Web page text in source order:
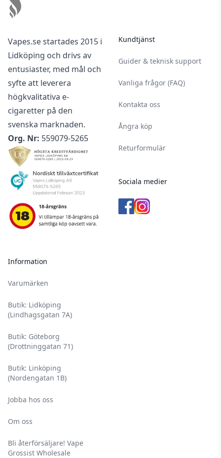
Vapes.se startades 2015 i
Lidköping och drivs av
entusiaster, med mål och
syfte att leverera
högkvalitativa e-
cigaretter på den
svenska marknaden.
Org. Nr: 559079-5265
Information
Varumärken
Butik: Lidköping
(Lindhagsgatan 7A)
Butik: Göteborg
(Drottninggatan 71)
Butik: Linköping
(Nordengatan 1B)
Jobba hos oss
Om oss
Bli återförsäljare! Vape
Grossist Wholesale
Kundtjänst
Guider & teknisk support
Vanliga frågor (FAQ)
Kontakta oss
Ångra köp
Returformulär
Sociala medier